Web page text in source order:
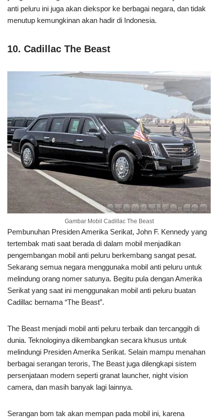
anti peluru ini juga akan diekspor ke berbagai negara, dan tidak
menutup kemungkinan akan hadir di Indonesia.
10. Cadillac The Beast
Gambar Mobil Cadillac The Beast
Pembunuhan Presiden Amerika Serikat, John F. Kennedy yang
tertembak mati saat berada di dalam mobil menjadikan
pengembangan mobil anti peluru berkembang sangat pesat.
Sekarang semua negara menggunaka mobil anti peluru untuk
melindung orang nomer satunya. Begitu pula dengan Amerika
Serikat yang saat ini menggunakan mobil anti peluru buatan
Cadillac bernama “The Beast”.
The Beast menjadi mobil anti peluru terbaik dan tercanggih di
dunia. Teknologinya dikembangkan secara khusus untuk
melindungi Presiden Amerika Serikat. Selain mampu menahan
berbagai serangan teroris, The Beast juga dilengkapi sistem
persenjataan modern seperti granat launcher, night vision
camera, dan masih banyak lagi lainnya.
Serangan bom tak akan mempan pada mobil ini, karena